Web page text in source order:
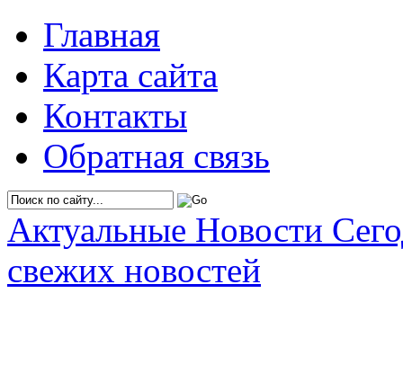
Главная
Карта сайта
Контакты
Обратная связь
Актуальные Новости
свежих новостей